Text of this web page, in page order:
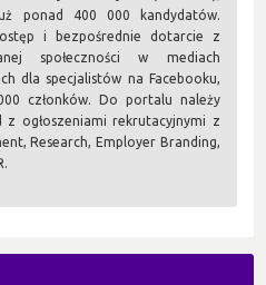
ponad 400 000 kandydatów.
i bezpośrednie dotarcie z
społeczności w mediach
dla specjalistów na Facebooku,
członków. Do portalu należy
ogłoszeniami rekrutacyjnymi z
Research, Employer Branding,